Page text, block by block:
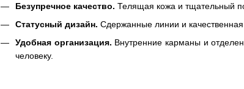
Безупречное качество. Телящая кожа и тщательный
Статусный дизайн. Сдержанные линии и
Удобная организация. Внутренние карманы и
человеку.